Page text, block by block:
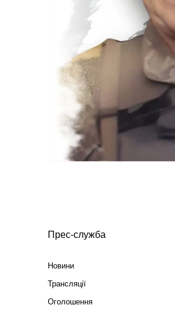
Прес-служба
Новини
Трансляції
Оголошення